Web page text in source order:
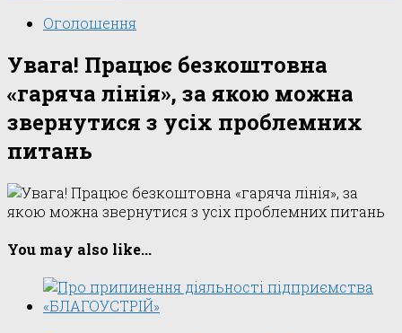
Оголошення
Увага! Працює безкоштовна
«гаряча лінія», за якою можна
звернутися з усіх проблемних
питань
You may also like...